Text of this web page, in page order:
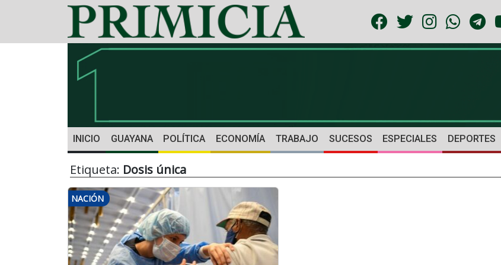
INICIO GUAYANA POLÍTICA ECONOMÍA TRABAJO SUCESOS ESPECIALES DEPORTES
Etiqueta: Dosis única
NACIÓN